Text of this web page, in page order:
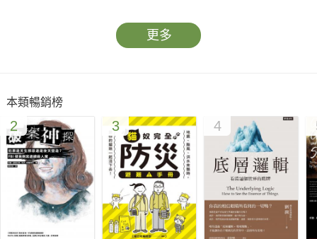
樹木的年輪是如何形成的？
含羞草為什麼一碰就會縮起來？
７大類動物、５大類植物精采全介紹！
２２０篇好奇、有趣的生物問題和解答！
４５０種台灣特有或常見生物彩色圖鑑！
★ 【國際生物多樣性保育年】經典鉅獻 動植物奧妙大揭秘
台灣擁有多變的氣候與豐富的生態體系，從而孕育了種類繁
更多
本類暢銷榜
2 3 4